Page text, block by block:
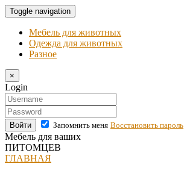
Toggle navigation
Мебель для животных
Одежда для животных
Разное
×
Login
Войти Запомнить меня Восстановить пароль
Мебель для ваших
ПИТОМЦЕВ
ГЛАВНАЯ